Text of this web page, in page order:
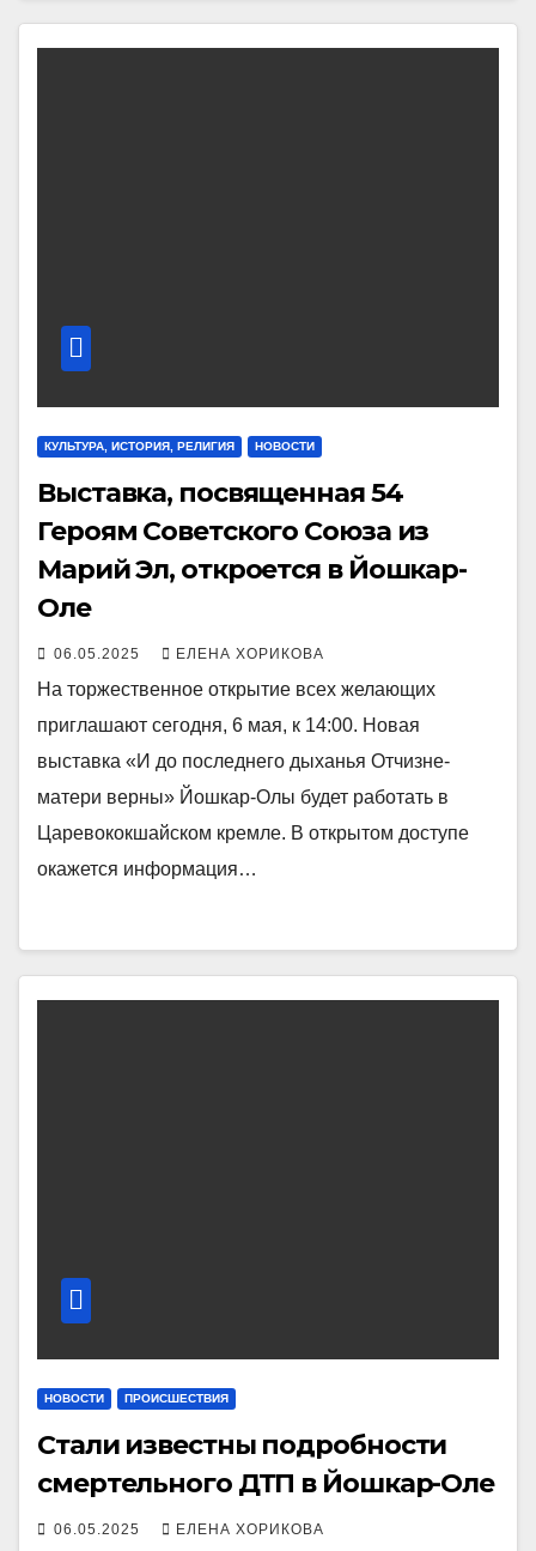
КУЛЬТУРА, ИСТОРИЯ, РЕЛИГИЯ НОВОСТИ
Выставка, посвященная 54
Героям Советского Союза из
Марий Эл, откроется в Йошкар-
Оле
06.05.2025 ЕЛЕНА ХОРИКОВА
На торжественное открытие всех желающих
приглашают сегодня, 6 мая, к 14:00. Новая
выставка «И до последнего дыханья Отчизне-
матери верны» Йошкар-Олы будет работать в
Царевококшайском кремле. В открытом доступе
окажется информация…
НОВОСТИ ПРОИСШЕСТВИЯ
Стали известны подробности
смертельного ДТП в Йошкар-Оле
06.05.2025 ЕЛЕНА ХОРИКОВА